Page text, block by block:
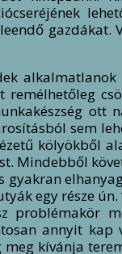
ott
sem
kölyökből
Mindebből
gyakran
egy része
problémakör
annyit
kívánja